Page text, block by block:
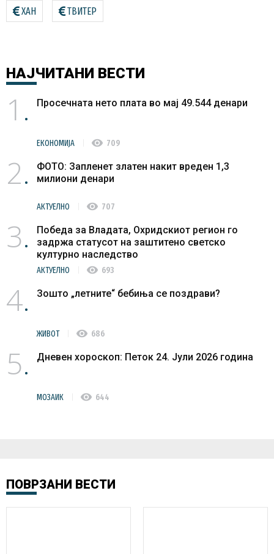
ХАН ТВИТЕР
НАЈЧИТАНИ ВЕСТИ
1 Просечната нето плата во мај 49.544 денари
ЕКОНОМИЈА visibility 709
2
ФОТО: Запленет златен накит вреден 1,3
милиони денари
АКТУЕЛНО visibility 707
3
Победа за Владата, Охридскиот регион го
задржа статусот на заштитено светско
културно наследство
АКТУЕЛНО visibility 693
4 Зошто „летните“ бебиња се поздрави?
ЖИВОТ visibility 686
5 Дневен хороскоп: Петок 24. Јули 2026 година
МОЗАИК visibility 644
ПОВРЗАНИ ВЕСТИ